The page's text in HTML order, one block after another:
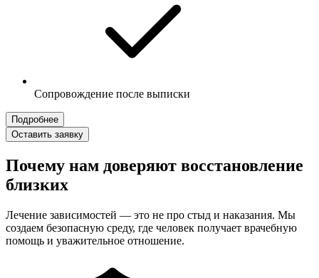
Сопровождение после выписки
Подробнее
Оставить заявку
Почему нам доверяют восстановление
близких
Лечение зависимостей — это не про стыд и наказания. Мы
создаем безопасную среду, где человек получает врачебную
помощь и уважительное отношение.